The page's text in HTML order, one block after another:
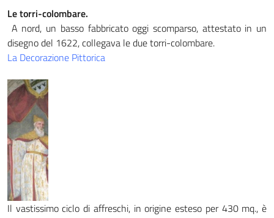
Le torri-colombare.
A nord, un basso fabbricato oggi scomparso, attestato in un
disegno del 1622, collegava le due torri-colombare.
La Decorazione Pittorica
Il vastissimo ciclo di affreschi, in origine esteso per 430 mq., è